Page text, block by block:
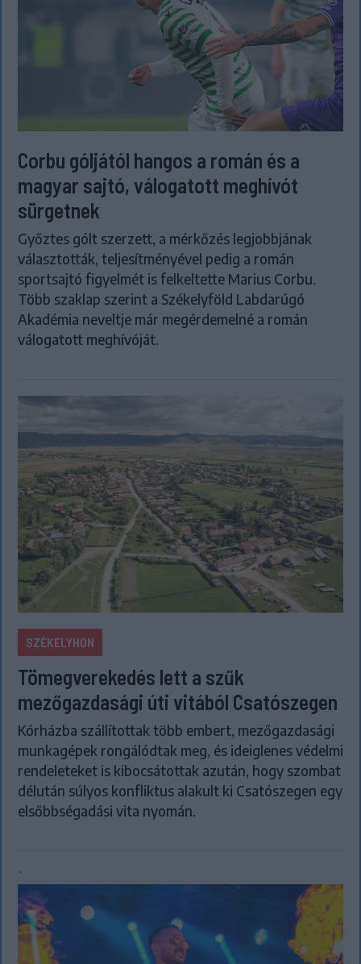
Corbu góljától hangos a román és a
magyar sajtó, válogatott meghívót
sürgetnek
Győztes gólt szerzett, a mérkőzés legjobbjának
választották, teljesítményével pedig a román
sportsajtó figyelmét is felkeltette Marius Corbu.
Több szaklap szerint a Székelyföld Labdarúgó
Akadémia neveltje már megérdemelné a román
válogatott meghívóját.
SZÉKELYHON
Tömegverekedés lett a szűk
mezőgazdasági úti vitából Csatószegen
Kórházba szállítottak több embert, mezőgazdasági
munkagépek rongálódtak meg, és ideiglenes védelmi
rendeleteket is kibocsátottak azután, hogy szombat
délután súlyos konfliktus alakult ki Csatószegen egy
elsőbbségadási vita nyomán.
`